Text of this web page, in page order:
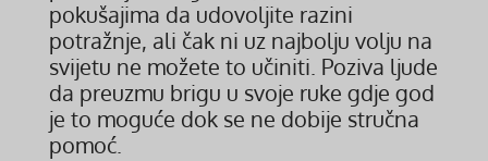
pokušajima da udovoljite razini
potražnje, ali čak ni uz najbolju volju na
svijetu ne možete to učiniti. Poziva ljude
da preuzmu brigu u svoje ruke gdje god
je to moguće dok se ne dobije stručna
pomoć.